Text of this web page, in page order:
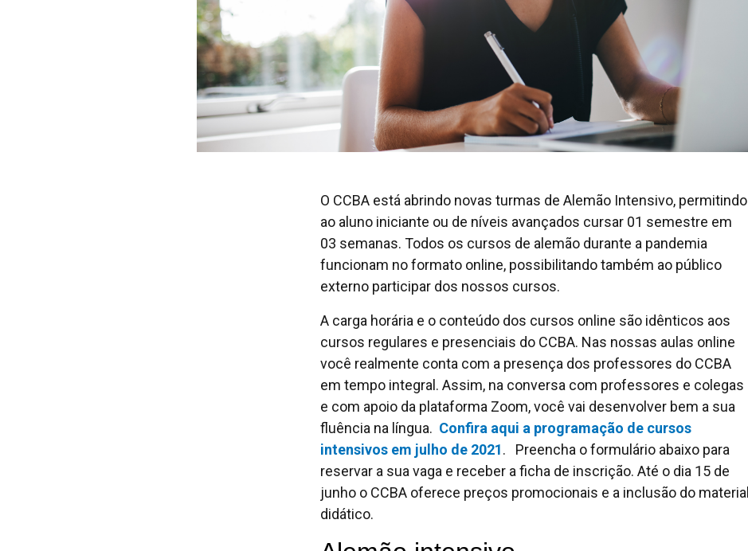
O CCBA está abrindo novas turmas de Alemão Intensivo, permitindo
ao aluno iniciante ou de níveis avançados cursar 01 semestre em
03 semanas. Todos os cursos de alemão durante a pandemia
funcionam no formato online, possibilitando também ao público
externo participar dos nossos cursos.
A carga horária e o conteúdo dos cursos online são idênticos aos
cursos regulares e presenciais do CCBA. Nas nossas aulas online
você realmente conta com a presença dos professores do CCBA
em tempo integral. Assim, na conversa com professores e colegas
e com apoio da plataforma Zoom, você vai desenvolver bem a sua
fluência na língua. Confira aqui a programação de cursos
intensivos em julho de 2021. Preencha o formulário abaixo para
reservar a sua vaga e receber a ficha de inscrição. Até o dia 15 de
junho o CCBA oferece preços promocionais e a inclusão do material
didático.